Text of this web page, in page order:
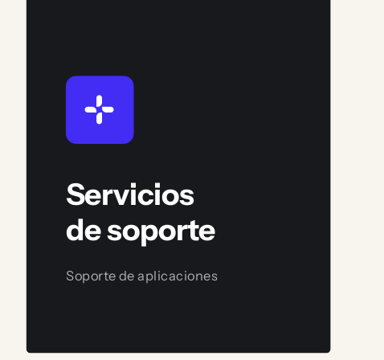
Servicios
de soporte
Soporte de aplicaciones